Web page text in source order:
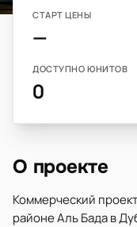
СТАРТ ЦЕНЫ
—
ДОСТУПНО ЮНИТОВ
0
О проекте
Коммерческий
районе Аль Бада в